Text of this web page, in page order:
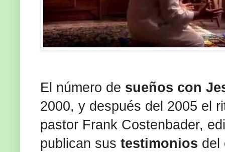
El número de sueños con
2000, y después del 2005 el
pastor Frank Costenbader,
publican sus testimonios del